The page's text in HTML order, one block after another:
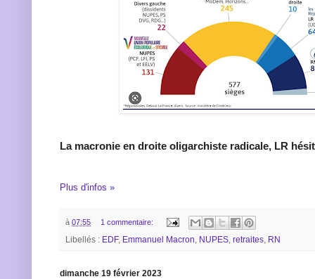
La macronie en droite oligarchiste radicale, LR
Plus d'infos »
à 07:55 1 commentaire:
Libellés : EDF, Emmanuel Macron, NUPES, retraites, RN
dimanche 19 février 2023